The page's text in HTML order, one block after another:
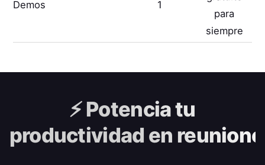
Demos 1
para
siempre
⚡️Potencia tu
productividad en